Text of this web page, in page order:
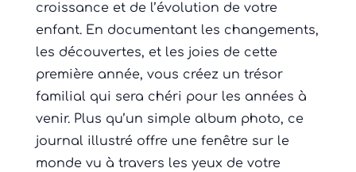
croissance et de l’évolution de votre
enfant. En documentant les changements,
les découvertes, et les joies de cette
première année, vous créez un trésor
familial qui sera chéri pour les années à
venir. Plus qu’un simple album photo, ce
journal illustré offre une fenêtre sur le
monde vu à travers les yeux de votre